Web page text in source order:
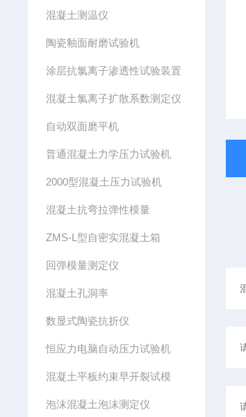
混凝土测温仪
陶瓷釉面耐磨试验机
涂层抗氯离子渗透性试验装置
混凝土氯离子扩散系数测定仪
自动双面磨平机
普通混凝土力学压力试验机
2000型混凝土压力试验机
混凝土抗弯拉弹性模量
ZMS-L型自密实混凝土箱
回弹模量测定仪
混凝土孔洞率
数显式陶瓷抗折仪
恒应力电脑自动压力试验机
混凝土平板约束早开裂试模
泡沫混凝土泡沫测定仪